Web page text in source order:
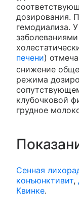
дозирования.
гемодиализа.
печени)
снижение
режима
клубочковой
грудное
Сенная
конъюнктивит,
Квинке.